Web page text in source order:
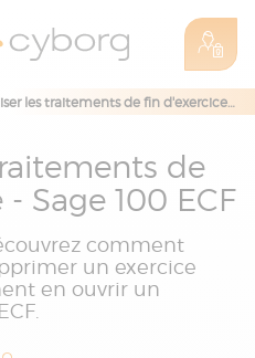
Réaliser les traitements de fin d'exercice - Sage 100 ECF
de
Sage 100 ECF
comment
un exercice
en ouvrir un